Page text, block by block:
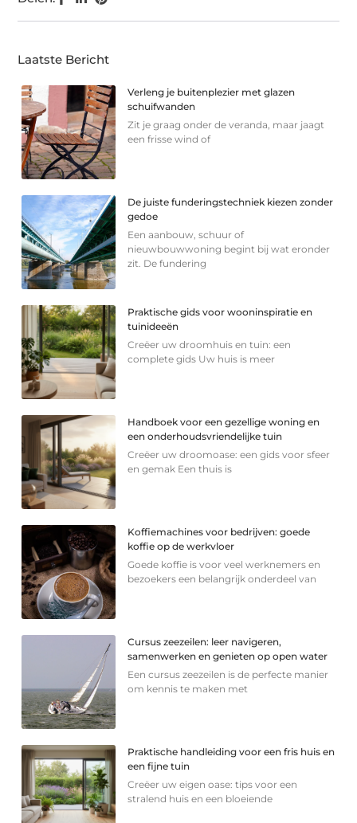
Laatste Bericht
Verleng je buitenplezier met glazen
schuifwanden
Zit je graag onder de veranda, maar jaagt
een frisse wind of
De juiste funderingstechniek kiezen zonder
gedoe
Een aanbouw, schuur of
nieuwbouwwoning begint bij wat eronder
zit. De fundering
Praktische gids voor wooninspiratie en
tuinideeën
Creëer uw droomhuis en tuin: een
complete gids Uw huis is meer
Handboek voor een gezellige woning en
een onderhoudsvriendelijke tuin
Creëer uw droomoase: een gids voor sfeer
en gemak Een thuis is
Koffiemachines voor bedrijven: goede
koffie op de werkvloer
Goede koffie is voor veel werknemers en
bezoekers een belangrijk onderdeel van
Cursus zeezeilen: leer navigeren,
samenwerken en genieten op open water
Een cursus zeezeilen is de perfecte manier
om kennis te maken met
Praktische handleiding voor een fris huis en
een fijne tuin
Creëer uw eigen oase: tips voor een
stralend huis en een bloeiende